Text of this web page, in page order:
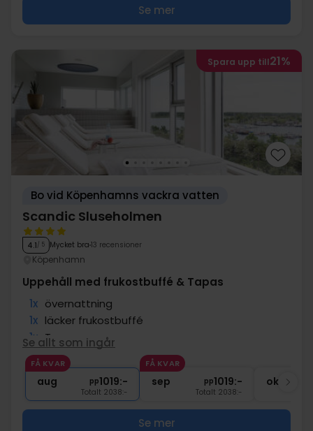
Se mer
Spara upp till21%
Bo vid Köpenhamns vackra vatten
Scandic Sluseholmen
4.1/ 5 Mycket bra 13 recensioner
Köpenhamn
Uppehåll med frukostbuffé & Tapas
1x övernattning
1x läcker frukostbuffé
1x Tapas
1x 1 glas vin/öl i baren
1x kaffe att ta med
Se allt som ingår
FÅ KVAR
aug pp1019:-
Totalt 2038:-
FÅ KVAR
sep pp1019:-
Totalt 2038:-
okt
Se mer